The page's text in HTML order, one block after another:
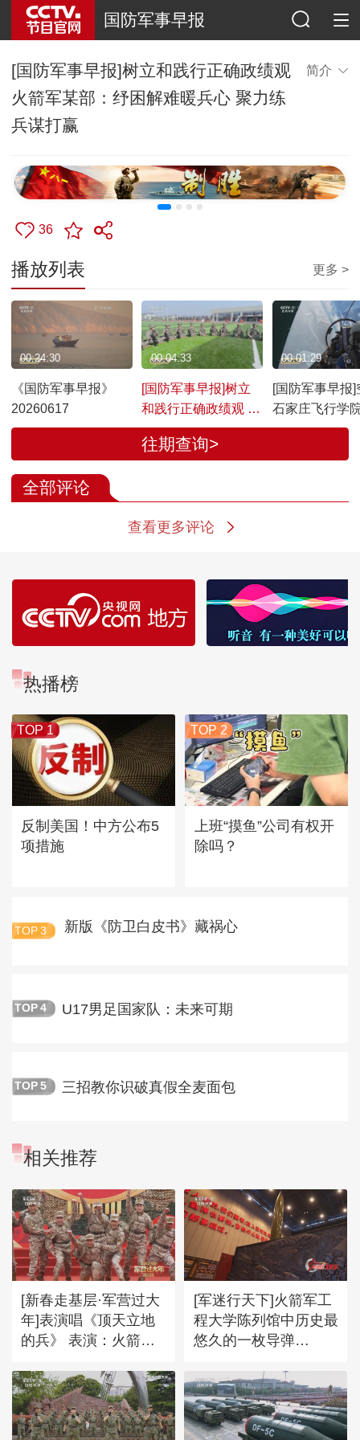
国防军事早报
[国防军事早报]树立和践行正确政绩观
火箭军某部：纾困解难暖兵心 聚力练
兵谋打赢
简介
36
播放列表 更多 >
《国防军事早报》
20260617
00:24:30
[国防军事早报]树立
和践行正确政绩观 火
箭军某部：纾困解难
暖兵心 聚力练兵谋打
00:04:33
[国防军事早报]
石家庄飞行学
飞行学员完成
00:01:29
往期查询>
全部评论
查看更多评论
热播榜
TOP 1
反制美国！中方公布5
项措施
TOP 2
上班“摸鱼”公司有权开
除吗？
TOP 3 新版《防卫白皮书》藏祸心
TOP 4 U17男足国家队：未来可期
TOP 5 三招教你识破真假全麦面包
相关推荐
[新春走基层·军营过大
年]表演唱《顶天立地
的兵》 表演：火箭军
[军迷行天下]火箭军工
程大学陈列馆中历史最
悠久的一枚导弹